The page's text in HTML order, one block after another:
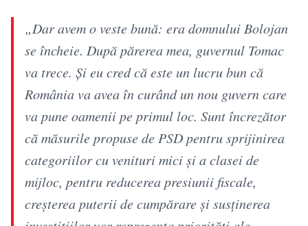
„Dar avem o veste bună: era domnului Bolojan
se încheie. După părerea mea, guvernul Tomac
va trece. Şi eu cred că este un lucru bun că
România va avea în curând un nou guvern care
va pune oamenii pe primul loc. Sunt încrezător
că măsurile propuse de PSD pentru sprijinirea
categoriilor cu venituri mici și a clasei de
mijloc, pentru reducerea presiunii fiscale,
creșterea puterii de cumpărare și susținerea